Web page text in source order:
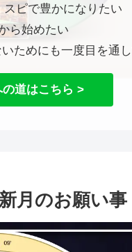
ピで豊かになりたい
ら始めたい
ためにも一度目を通し
道はこちら >
月のお願い事